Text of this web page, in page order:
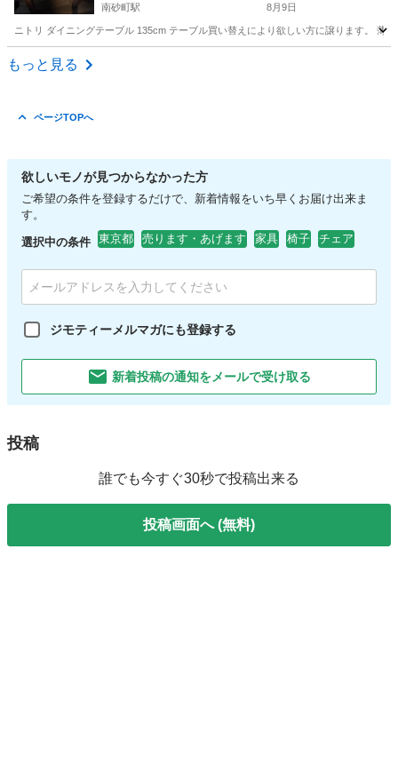
南砂町駅 8月9日
ニトリ ダイニングテーブル 135cm テーブル買い替えにより欲しい方に譲ります。 薄
東京 江東区
もっと見る
ページTOPへ
欲しいモノが見つからなかった方
ご希望の条件を登録するだけで、新着情報をいち早くお届け出来ま
す。
選択中の条件 東京都 売ります・あげます 家具 椅子 チェア
ジモティーメルマガにも登録する
新着投稿の通知をメールで受け取る
投稿
誰でも今すぐ30秒で投稿出来る
投稿画面へ (無料)